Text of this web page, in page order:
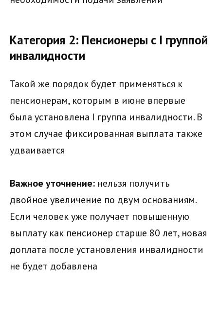
Категория 2: Пенсионеры с I группой
инвалидности
Такой же порядок будет применяться к
пенсионерам, которым в июне впервые
была установлена I группа инвалидности. В
этом случае фиксированная выплата также
удваивается
Важное уточнение: нельзя получить
двойное увеличение по двум основаниям.
Если человек уже получает повышенную
выплату как пенсионер старше 80 лет, новая
доплата после установления инвалидности
не будет добавлена